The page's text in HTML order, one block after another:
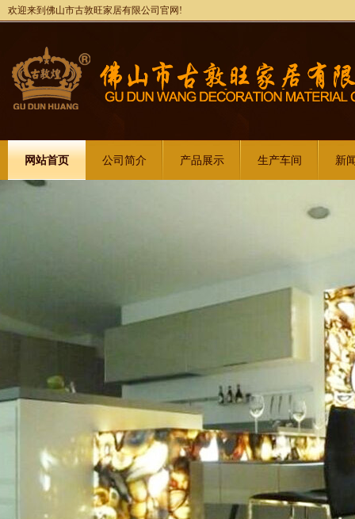
欢迎来到佛山市古敦旺家居有限公司官网!
网站首页 公司简介 产品展示 生产车间 新